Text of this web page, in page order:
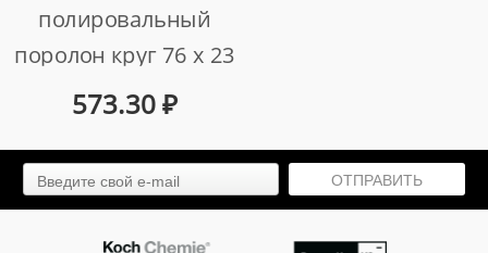
полировальный
поролон круг 76 x 23
mm
573.30₽
ОТПРАВИТЬ